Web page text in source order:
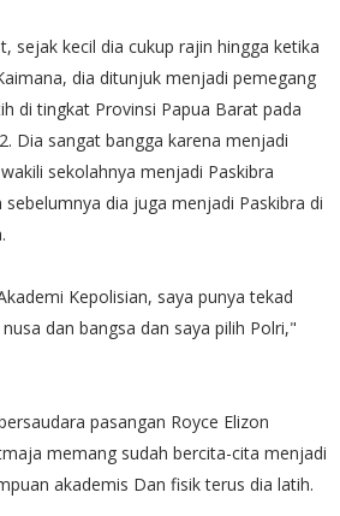
sejak kecil dia cukup rajin hingga ketika
dia ditunjuk menjadi pemegang
di tingkat Provinsi Papua Barat pada
Dia sangat bangga karena menjadi
sekolahnya menjadi Paskibra
dia juga menjadi Paskibra di
Kepolisian, saya punya tekad
dan bangsa dan saya pilih Polri,"
pasangan Royce Elizon
memang sudah bercita-cita menjadi
akademis Dan fisik terus dia latih.